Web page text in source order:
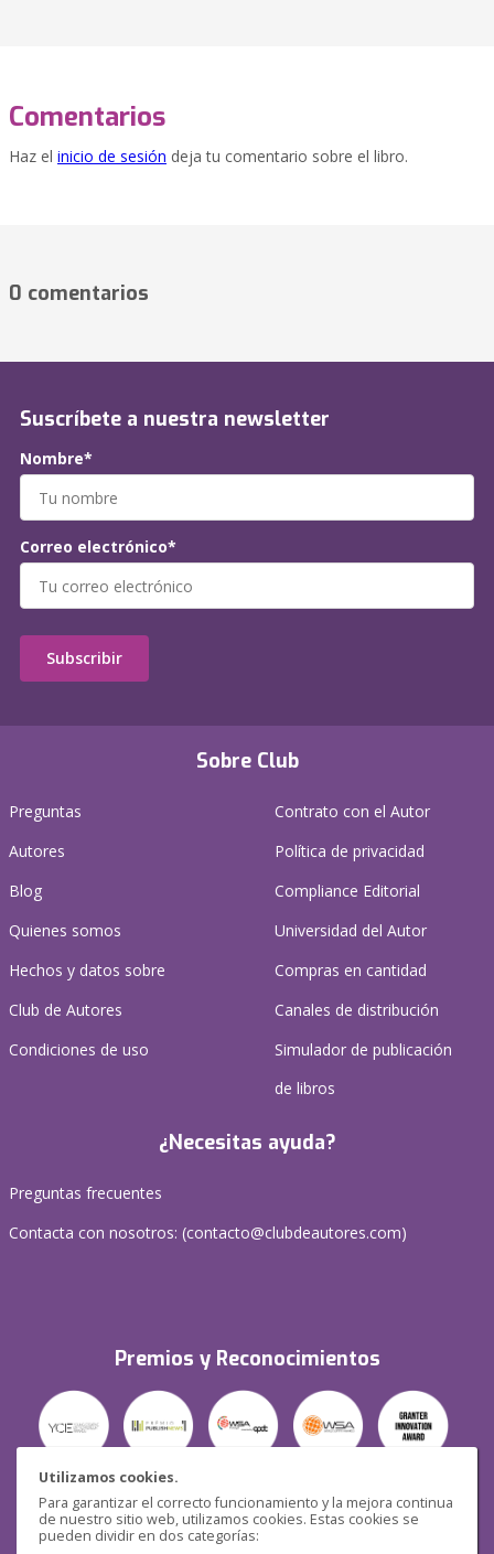
Utilizamos cookies.
Para garantizar el correcto funcionamiento y la mejora continua
de nuestro sitio web, utilizamos cookies. Estas cookies se
pueden dividir en dos categorías:
Comentarios
Haz el inicio de sesión deja tu comentario sobre el libro.
0 comentarios
Sobre Club
Preguntas
Autores
Blog
Quienes somos
Hechos y datos sobre
Club de Autores
Condiciones de uso
Contrato con el Autor
Política de privacidad
Compliance Editorial
Universidad del Autor
Compras en cantidad
Canales de distribución
Simulador de publicación
de libros
¿Necesitas ayuda?
Preguntas frecuentes
Contacta con nosotros: (contacto@clubdeautores.com)
Premios y Reconocimientos
Seguridad
Suscríbete a nuestra newsletter
Nombre*
Correo electrónico*
Subscribir